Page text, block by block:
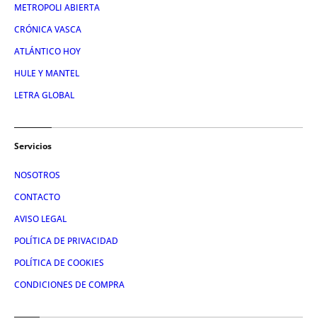
METROPOLI ABIERTA
CRÓNICA VASCA
ATLÁNTICO HOY
HULE Y MANTEL
LETRA GLOBAL
Servicios
NOSOTROS
CONTACTO
AVISO LEGAL
POLÍTICA DE PRIVACIDAD
POLÍTICA DE COOKIES
CONDICIONES DE COMPRA